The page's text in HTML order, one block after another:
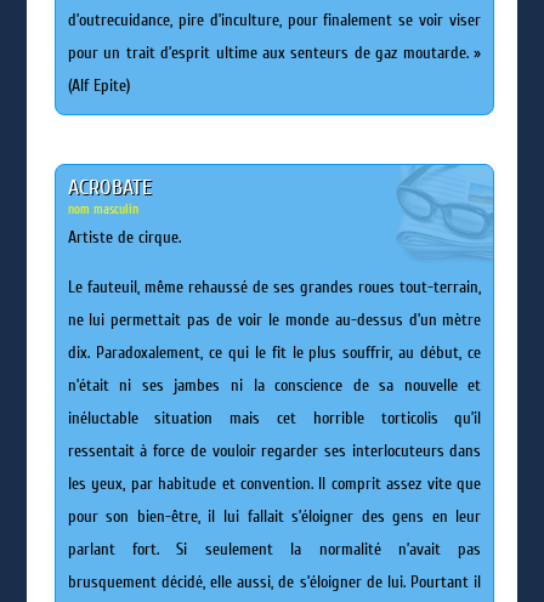
d’outrecuidance, pire d’inculture, pour finalement se voir viser
pour un trait d’esprit ultime aux senteurs de gaz moutarde. »
(Alf Epite)
ACROBATE
nom masculin
Artiste de cirque.
Le fauteuil, même rehaussé de ses grandes roues tout-terrain,
ne lui permettait pas de voir le monde au-dessus d’un mètre
dix. Paradoxalement, ce qui le fit le plus souffrir, au début, ce
n’était ni ses jambes ni la conscience de sa nouvelle et
inéluctable situation mais cet horrible torticolis qu’il
ressentait à force de vouloir regarder ses interlocuteurs dans
les yeux, par habitude et convention. Il comprit assez vite que
pour son bien-être, il lui fallait s’éloigner des gens en leur
parlant fort. Si seulement la normalité n’avait pas
brusquement décidé, elle aussi, de s’éloigner de lui. Pourtant il